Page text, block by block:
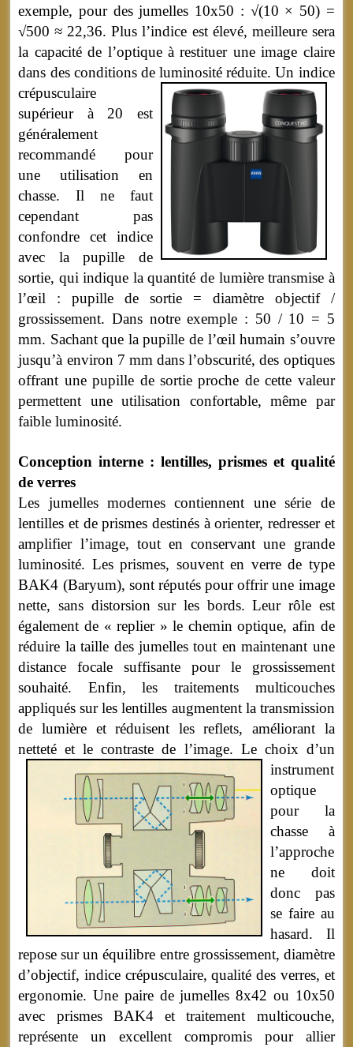
exemple, pour des jumelles 10x50 : √(10 × 50) =
√500 ≈ 22,36. Plus l’indice est élevé, meilleure sera
la capacité de l’optique à restituer une image claire
dans des conditions de luminosité réduite.Un indice
crépusculaire
supérieur à 20 est
généralement
recommandé pour
une utilisation en
chasse. Il ne faut
cependant pas
confondre cet indice
avec la pupille de
sortie, qui indique la quantité de lumière transmise à
l’œil : pupille de sortie = diamètre objectif /
grossissement. Dans notre exemple : 50 / 10 = 5
mm. Sachant que la pupille de l’œil humain s’ouvre
jusqu’à environ 7 mm dans l’obscurité, des optiques
offrant une pupille de sortie proche de cette valeur
permettent une utilisation confortable, même par
faible luminosité.
Conception interne : lentilles, prismes et qualité
de verres
Les jumelles modernes contiennent une série de
lentilles et de prismes destinés à orienter, redresser et
amplifier l’image, tout en conservant une grande
luminosité. Les prismes, souvent en verre de type
BAK4 (Baryum), sont réputés pour offrir une image
nette, sans distorsion sur les bords. Leur rôle est
également de « replier » le chemin optique, afin de
réduire la taille des jumelles tout en maintenant une
distance focale suffisante pour le grossissement
souhaité. Enfin, les traitements multicouches
appliqués sur les lentilles augmentent la transmission
de lumière et réduisent les reflets, améliorant la
netteté et le contraste de l’image. Le choix d’un
instrument
optique
pour la
chasse à
l’approche
ne doit
donc pas
se faire au
hasard. Il
repose sur un équilibre entre grossissement, diamètre
d’objectif, indice crépusculaire, qualité des verres, et
ergonomie. Une paire de jumelles 8x42 ou 10x50
avec prismes BAK4 et traitement multicouche,
représente un excellent compromis pour allier